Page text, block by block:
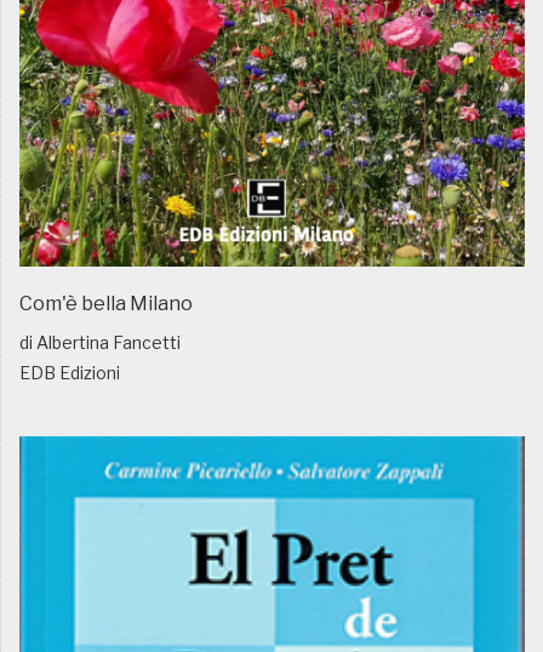
Com'è bella Milano
di Albertina Fancetti
EDB Edizioni